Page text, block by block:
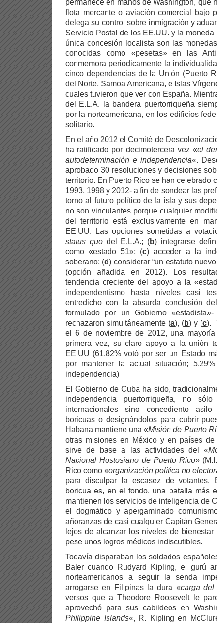
permanece en manos de Washington, que
flota mercante o aviación comercial bajo
delega su control sobre inmigración y
Servicio Postal de los EE.UU. y la
única concesión localista son las
conocidas como «pesetas» en las
conmemora periódicamente la
cinco dependencias de la Unión (Puerto
del Norte, Samoa Americana, e Islas
cuales tuvieron que ver con España.
del E.L.A. la bandera puertorriqueña
por la norteamericana, en los edificios
solitario.
En el año 2012 el Comité de
ha ratificado por decimotercera vez «el
autodeterminación e independencia«.
aprobado 30 resoluciones y decisiones
territorio. En Puerto Rico se han celebrado
1993, 1998 y 2012- a fin de sondear las
torno al futuro político de la isla y sus
no son vinculantes porque cualquier
del territorio está exclusivamente en
EE.UU. Las opciones sometidas a
status quodel E.L.A.; (b) integrarse
como «estado 51»; (c) acceder a la
soberano; (d) considerar “un estatuto
(opción añadida en 2012). Los
tendencia creciente del apoyo a la
independentismo hasta niveles casi
entredicho con la absurda conclusión
formulado por un Gobierno
rechazaron simultáneamente (a), (b) y (c).
el 6 de noviembre de 2012, una
primera vez, su claro apoyo a la unión
EE.UU (61,82% votó por ser un Estado
por mantener la actual situación;
independencia)
El Gobierno de Cuba ha sido,
independencia puertorriqueña, no
internacionales sino concediento
boricuas o designándolos para cubrir
Habana mantiene una «Misión de Puerto
otras misiones en México y en países
sirve de base a las actividades del «
Nacional Hostosiano de Puerto Rico»
Rico como «organización política no
para disculpar la escasez de votantes.
boricua es, en el fondo, una batalla más
mantienen los servicios de inteligencia de
el dogmático y apergaminado
añoranzas de casi cualquier Capitán
lejos de alcanzar los niveles de bienestar
pese unos logros médicos indiscutibles.
Todavía disparaban los soldados
Baler cuando Rudyard Kipling, el gurú
norteamericanos a seguir la senda
arrogarse en Filipinas la dura «carga del
versos que a Theodore Roosevelt le
aprovechó para sus cabildeos en
Philippine Islands«, R. Kipling en